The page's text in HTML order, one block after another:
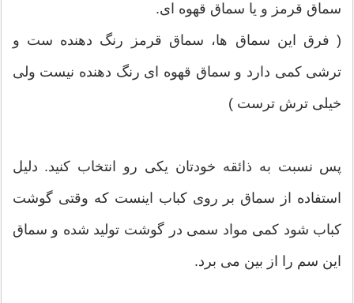
سماق قرمز و یا سماق قهوه ای.
( فرق این سماق ها، سماق قرمز رنگ دهنده ست و
ترشی کمی دارد و سماق قهوه ای رنگ دهنده نیست ولی
خیلی ترش ترست )
پس نسبت به ذائقه خودتان یکی رو انتخاب کنید. دلیل
استفاده از سماق بر روی کباب اینست که وقتی گوشت
کباب شود کمی مواد سمی در گوشت تولید شده و سماق
این سم را از بین می برد.